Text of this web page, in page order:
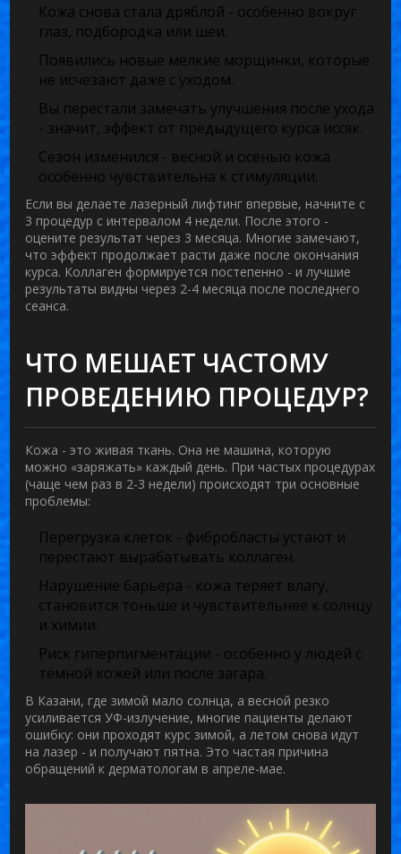
Кожа снова стала дряблой - особенно вокруг
глаз, подбородка или шеи.
Появились новые мелкие морщинки, которые
не исчезают даже с уходом.
Вы перестали замечать улучшения после ухода
- значит, эффект от предыдущего курса иссяк.
Сезон изменился - весной и осенью кожа
особенно чувствительна к стимуляции.
Если вы делаете лазерный лифтинг впервые, начните с
3 процедур с интервалом 4 недели. После этого -
оцените результат через 3 месяца. Многие замечают,
что эффект продолжает расти даже после окончания
курса. Коллаген формируется постепенно - и лучшие
результаты видны через 2-4 месяца после последнего
сеанса.
ЧТО МЕШАЕТ ЧАСТОМУ
ПРОВЕДЕНИЮ ПРОЦЕДУР?
Кожа - это живая ткань. Она не машина, которую
можно «заряжать» каждый день. При частых процедурах
(чаще чем раз в 2-3 недели) происходят три основные
проблемы:
Перегрузка клеток - фибробласты устают и
перестают вырабатывать коллаген.
Нарушение барьера - кожа теряет влагу,
становится тоньше и чувствительнее к солнцу
и химии.
Риск гиперпигментации - особенно у людей с
тёмной кожей или после загара.
В Казани, где зимой мало солнца, а весной резко
усиливается УФ-излучение, многие пациенты делают
ошибку: они проходят курс зимой, а летом снова идут
на лазер - и получают пятна. Это частая причина
обращений к дерматологам в апреле-мае.